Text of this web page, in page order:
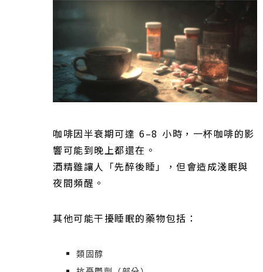
咖啡因半衰期可達 6–8 小時，一杯咖啡的影
響可能到晚上都還在。
酒精雖讓人「先醉後睡」，但會造成淺眠與
夜間頻醒。
其他可能干擾睡眠的藥物包括：
類固醇